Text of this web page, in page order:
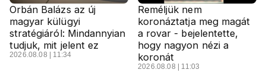
Orbán Balázs az új
magyar külügyi
stratégiáról: Mindannyian
tudjuk, mit jelent ez
2026.08.08 | 11:34
Reméljük nem
koronáztatja meg magát
a rovar - bejelentette,
hogy nagyon nézi a
koronát
2026.08.08 | 11:03